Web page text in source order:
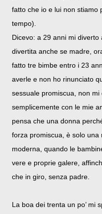
fatto che io e lui non stiamo
tempo).
Dicevo: a 29 anni mi
divertita anche se madre,
fatto tre bimbe entro i 23
averle e non ho rinunciato
sessuale promiscua, non
semplicemente con le mie
pensa che una donna
forza promiscua, è solo
moderna, quando le
vere e proprie galere,
che in giro, senza padre.
La boa dei trenta un po’ mi